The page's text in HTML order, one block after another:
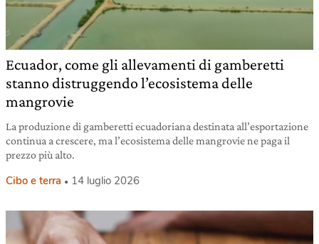
Ecuador, come gli allevamenti di gamberetti
stanno distruggendo l’ecosistema delle
mangrovie
La produzione di gamberetti ecuadoriana destinata all’esportazione
continua a crescere, ma l’ecosistema delle mangrovie ne paga il
prezzo più alto.
Cibo e terra 14 luglio 2026